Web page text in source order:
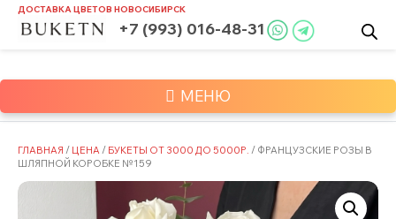
SkipДОСТАВКА ЦВЕТОВ НОВОСИБИРСК
+7 (993) 016-48-31
МЕНЮ
ГЛАВНАЯ / ЦЕНА / БУКЕТЫ ОТ 3000 ДО 5000Р. / ФРАНЦУЗСКИЕ РОЗЫ В
ШЛЯПНОЙ КОРОБКЕ №159